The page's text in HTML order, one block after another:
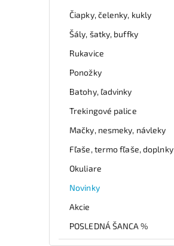
Čiapky, čelenky, kukly
Šály, šatky, buffky
Rukavice
Ponožky
Batohy, ľadvinky
Trekingové palice
Mačky, nesmeky, návleky
Fľaše, termo fľaše, doplnky
Okuliare
Novinky
Akcie
POSLEDNÁ ŠANCA %